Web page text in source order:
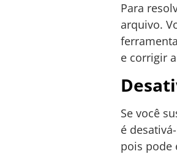
Para
arquivo.
e corrigir
Se você
é
pois pode